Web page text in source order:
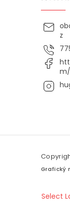
z
Grafický
Select